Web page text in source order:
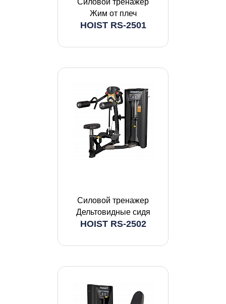
Силовой тренажер
Жим от плеч
HOIST RS-2501
Силовой тренажер
Дельтовидные сидя
HOIST RS-2502